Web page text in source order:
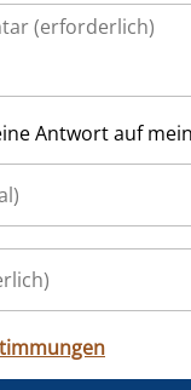
Antwort auf